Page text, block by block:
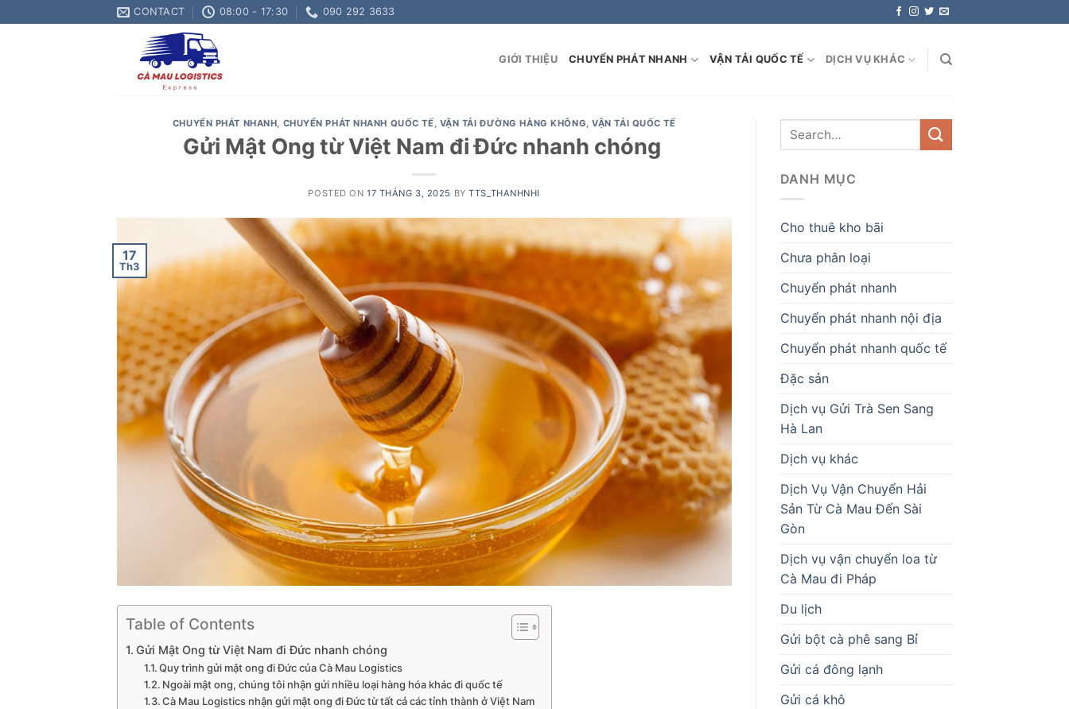
to
CONTACT 08:00 - 17:30 090 292 3633
GIỚI THIỆU CHUYỂN PHÁT NHANH VẬN TẢI QUỐC TẾ DỊCH VỤ KHÁC
CHUYỂN PHÁT NHANH, CHUYỂN PHÁT NHANH QUỐC TẾ, VẬN TẢI ĐƯỜNG HÀNG KHÔNG,VẬN TẢI QUỐC TẾ
Gửi Mật Ong từ Việt Nam đi Đức nhanh chóng
POSTED ON17 THÁNG 3, 2025 BYTTS_THANHNHI
17
Th3
Table of Contents
Gửi Mật Ong từ Việt Nam đi Đức nhanh chóng
Quy trình gửi mật ong đi Đức của Cà Mau Logistics
Ngoài mật ong, chúng tôi nhận gửi nhiều loại hàng hóa khác đi quốc tế
Cà Mau Logistics nhận gửi mật ong đi Đức từ tất cả các tỉnh thành ở Việt Nam
DANH MỤC
Cho thuê kho bãi
Chưa phân loại
Chuyển phát nhanh
Chuyển phát nhanh nội địa
Chuyển phát nhanh quốc tế
Đặc sản
Dịch vụ Gửi Trà Sen Sang
Hà Lan
Dịch vụ khác
Dịch Vụ Vận Chuyển Hải
Sản Từ Cà Mau Đến Sài
Gòn
Dịch vụ vận chuyển loa từ
Cà Mau đi Pháp
Du lịch
Gửi bột cà phê sang Bỉ
Gửi cá đông lạnh
Gửi cá khô